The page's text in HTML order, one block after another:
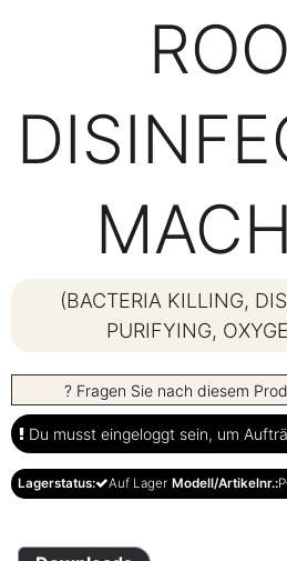
(BACTERIA KILLING,
PURIFYING,
? Fragen Sie nach diesem
Du musst eingeloggt sein, um
Lagerstatus: Auf Lager Modell/Artikelnr.: